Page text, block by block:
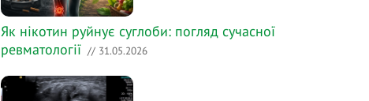
Як нікотин руйнує суглоби: погляд сучасної
ревматології // 31.05.2026